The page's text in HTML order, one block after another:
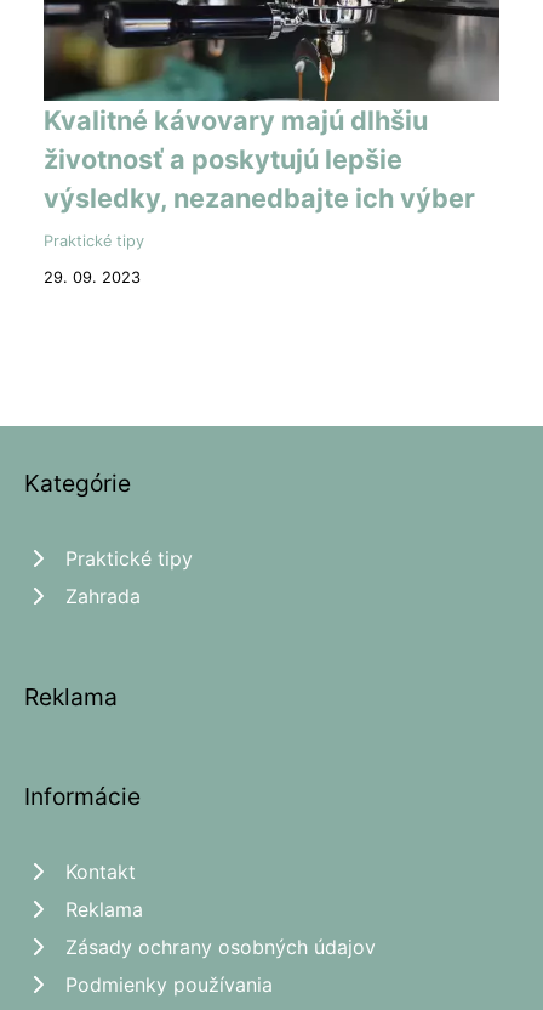
Kvalitné kávovary majú dlhšiu
životnosť a poskytujú lepšie
výsledky, nezanedbajte ich výber
Praktické tipy
29. 09. 2023
Kategórie
Praktické tipy
Zahrada
Reklama
Informácie
Kontakt
Reklama
Zásady ochrany osobných údajov
Podmienky používania